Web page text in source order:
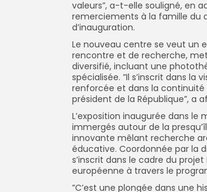
valeurs”, a-t-elle souligné, en
remerciements à la famille du
d’inauguration.
Le nouveau centre se veut un
rencontre et de recherche,
diversifié, incluant une
spécialisée. ”Il s’inscrit dans la
renforcée et dans la
président de la République”, a
L’exposition inaugurée dans
immergés autour de la
innovante mêlant recherche
éducative. Coordonnée par la
s’inscrit dans le cadre du projet
européenne à travers le
”C’est une plongée dans une